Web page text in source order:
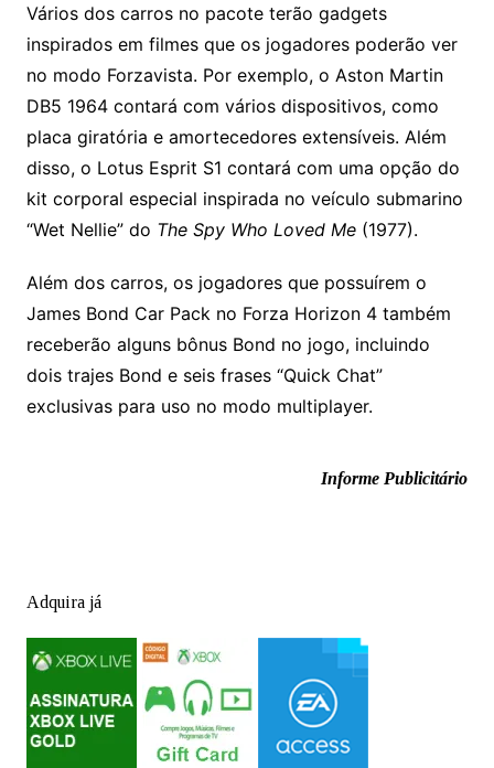
Vários dos carros no pacote terão gadgets
inspirados em filmes que os jogadores poderão ver
no modo Forzavista. Por exemplo, o Aston Martin
DB5 1964 contará com vários dispositivos, como
placa giratória e amortecedores extensíveis. Além
disso, o Lotus Esprit S1 contará com uma opção do
kit corporal especial inspirada no veículo submarino
“Wet Nellie” do The Spy Who Loved Me(1977).
Além dos carros, os jogadores que possuírem o
James Bond Car Pack no Forza Horizon 4 também
receberão alguns bônus Bond no jogo, incluindo
dois trajes Bond e seis frases “Quick Chat”
exclusivas para uso no modo multiplayer.
Informe Publicitário
Adquira já